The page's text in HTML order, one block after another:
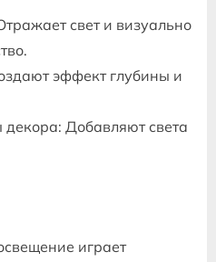
свет и визуально
эффект глубины и
Добавляют света
играет